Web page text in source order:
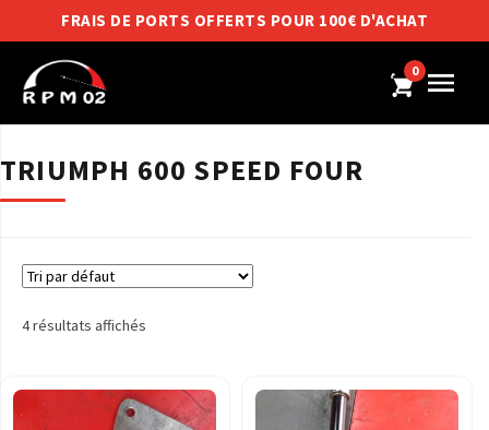
FRAIS DE PORTS OFFERTS POUR 100€ D'ACHAT
0
TRIUMPH 600 SPEED FOUR
4 résultats affichés